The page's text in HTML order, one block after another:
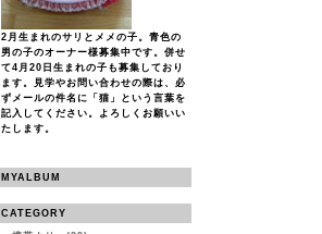
2月生まれのサリとメメの子。青色の
男の子のオーナー様募集中です。併せ
て4月20日生まれの子も募集しており
ます。見学やお問い合わせの際は、必
ずメールの件名に「猫」という言葉を
記入してください。よろしくお願いい
たします。
MYALBUM
CATEGORY